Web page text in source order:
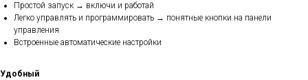
Простой запуск → включи и работай
Легко управлять и программировать → понятные кнопки на панели
управления
Встроенные автоматические настройки
Удобный